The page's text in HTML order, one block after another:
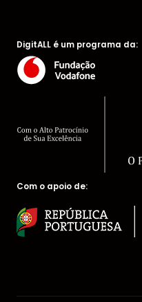
DigitALL é um programa da:
Com o apoio de: